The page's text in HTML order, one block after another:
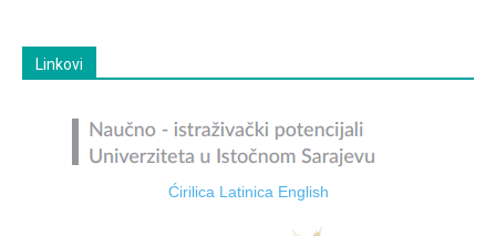
Linkovi
Ćirilica Latinica English